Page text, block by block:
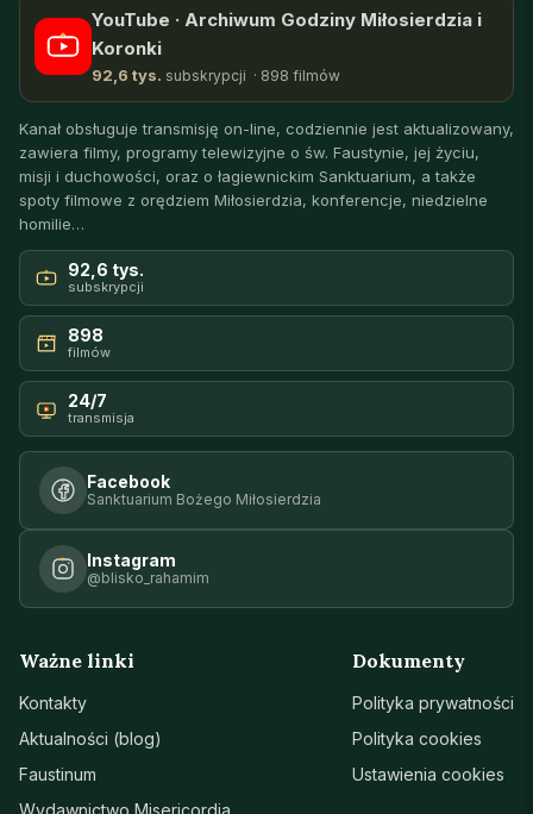
YouTube · Archiwum Godziny Miłosierdzia i
Koronki
92,6 tys. subskrypcji · 898 filmów
Kanał obsługuje transmisję on-line, codziennie jest aktualizowany,
zawiera filmy, programy telewizyjne o św. Faustynie, jej życiu,
misji i duchowości, oraz o łagiewnickim Sanktuarium, a także
spoty filmowe z orędziem Miłosierdzia, konferencje, niedzielne
homilie…
92,6 tys.
subskrypcji
898
filmów
24/7
transmisja
Facebook
Sanktuarium Bożego Miłosierdzia
Instagram
@blisko_rahamim
Ważne linki
Kontakty
Aktualności (blog)
Faustinum
Dokumenty
Polityka prywatności
Polityka cookies
Ustawienia cookies